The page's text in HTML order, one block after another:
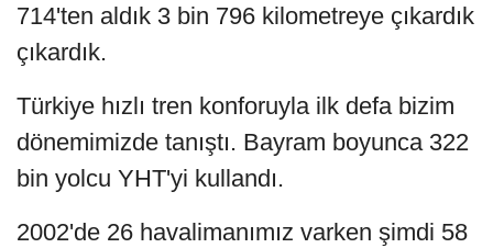
714'ten aldık 3 bin 796 kilometreye çıkardık
çıkardık.
Türkiye hızlı tren konforuyla ilk defa bizim
dönemimizde tanıştı. Bayram boyunca 322
bin yolcu YHT'yi kullandı.
2002'de 26 havalimanımız varken şimdi 58